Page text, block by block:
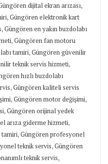
dijital ekran arızası,
,Güngören elektronik kart
,Güngören en yakın buzdolabı
,Güngören fan motoru
tamiri,Güngören güvenilir
teknik servis hizmeti,
hızlı buzdolabı
,Güngören kaliteli servis
,Güngören motor değişimi,
,Güngören orijinal yedek
arıza giderme hizmeti,
tamiri,Güngören profesyonel
teknik servis,Güngören
teknik servis,